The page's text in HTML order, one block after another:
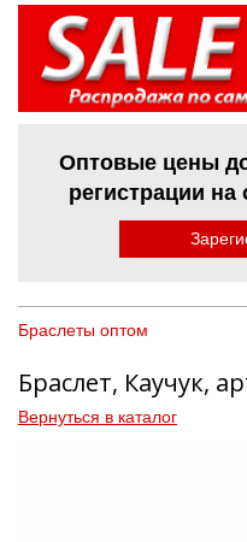
Оптовые цены
регистрации
Браслеты оптом
Браслет, Каучук,
Вернуться в каталог